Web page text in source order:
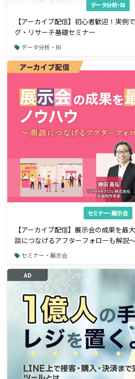
データ分析・BI
【アーカイブ配信】初心者歓迎！実例
グ・リサーチ基礎セミナー
データ分析・BI
セミナー・展示会
【アーカイブ配信】展示会の成果を最
談につなげるアフターフォローも解説
セミナー・展示会
AD